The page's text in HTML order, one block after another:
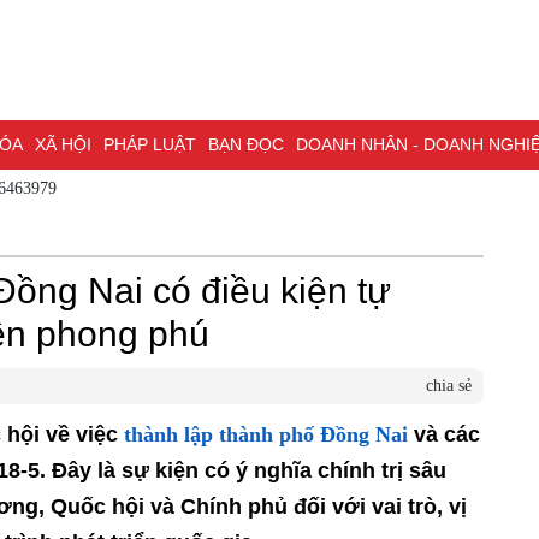
XÃ HỘI PHÁP LUẬT BẠN ĐỌC DOANH NHÂN - DOANH NGHIỆP
NAI & NGHỊ QUYẾT 57
0786463979
Nai có điều kiện tự
phong phú
chia sẻ
hội về việc thành lập thành phố Đồng Nai và
18-5. Đây là sự kiện có ý nghĩa chính trị
ương, Quốc hội và Chính phủ đối với vai